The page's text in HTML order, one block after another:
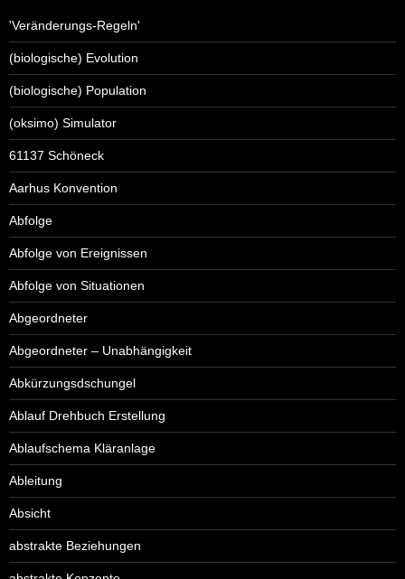
'Veränderungs-Regeln'
(biologische) Evolution
(biologische) Population
(oksimo) Simulator
61137 Schöneck
Aarhus Konvention
Abfolge
Abfolge von Ereignissen
Abfolge von Situationen
Abgeordneter
Abgeordneter – Unabhängigkeit
Abkürzungsdschungel
Ablauf Drehbuch Erstellung
Ablaufschema Kläranlage
Ableitung
Absicht
abstrakte Beziehungen